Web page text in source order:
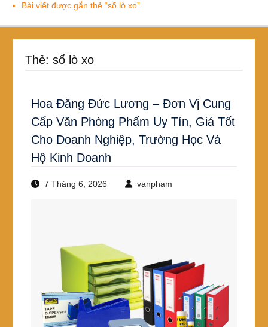
Bài viết được gắn thẻ “sổ lò xo”
Thẻ: sổ lò xo
Hoa Đăng Đức Lương – Đơn Vị Cung
Cấp Văn Phòng Phẩm Uy Tín, Giá Tốt
Cho Doanh Nghiệp, Trường Học Và
Hộ Kinh Doanh
7 Tháng 6, 2026 vanpham